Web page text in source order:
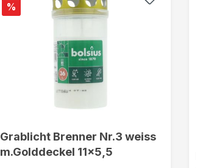
%
Grablicht Brenner Nr.3 weiss
m.Golddeckel 11x5,5